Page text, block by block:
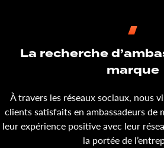
La recherche
marque
À travers les réseaux sociaux, nous
clients satisfaits en ambassadeurs de
leur expérience positive avec leur
la portée de